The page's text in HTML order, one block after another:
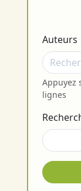
Auteurs
Appuyez
lignes